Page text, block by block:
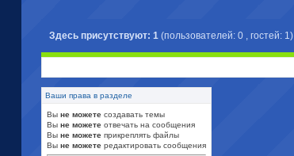
Здесь присутствуют: 1 (пользователей: 0 , гостей: 1)
Ваши права в разделе
Вы не можете создавать темы
Вы не можете отвечать на сообщения
Вы не можете прикреплять файлы
Вы не можете редактировать сообщения